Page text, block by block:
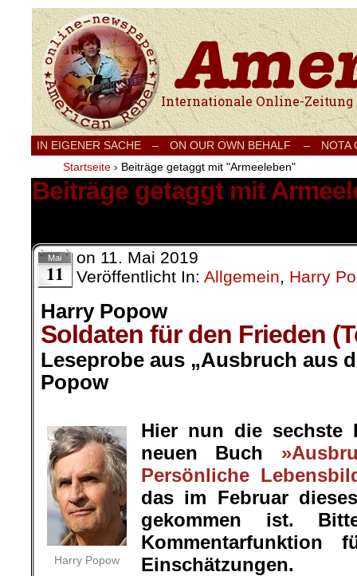
Internationale Onlinezeitung für Frieden,
IN EIGENER SACHE – ON OUR OWN BEHALF –
NOTA
Startseite › Beiträge getaggt mit "Armeeleben"
Beiträge getaggt mit
Mai
11
on 11. Mai 2019
Veröffentlicht In: Allgemein, Harry
Harry Popow
Soldaten für den Frieden
Leseprobe aus „Ausbruch aus
Popow
Harry Popow
Hier nun die sechste
neuen Buch
Persönliche
das im Februar
gekommen ist.
Einschätzungen.